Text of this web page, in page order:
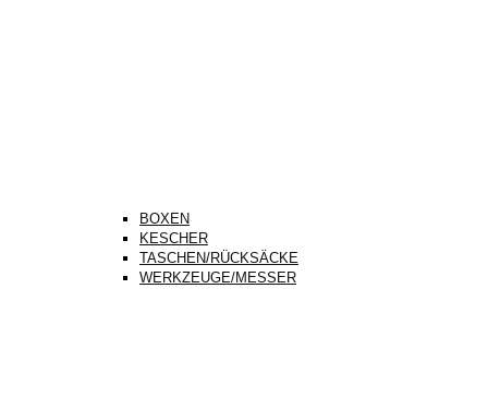
BOXEN
KESCHER
TASCHEN/RÜCKSÄCKE
WERKZEUGE/MESSER